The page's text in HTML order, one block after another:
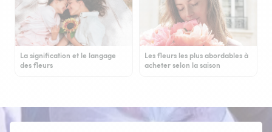
La signification et le langage
des fleurs
Les fleurs les plus abordables à
acheter selon la saison